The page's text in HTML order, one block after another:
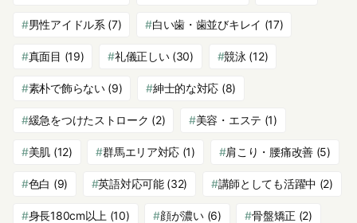
男性アイドル系 (7) 白い歯・歯並びキレイ (17)
真面目 (19) 礼儀正しい(30) 競泳 (12)
素朴で飾らない(9) 紳士的な対応 (8)
緩急をつけたストローク (2) 美容・エステ (1)
美肌 (12) 群馬エリア対応 (1) 肩こり・腰痛改善(5)
色白 (9) 英語対応可能(32) 講師としても活躍中 (2)
身長180cm以上 (10) 顔が濃い(6) 骨盤矯正 (2)